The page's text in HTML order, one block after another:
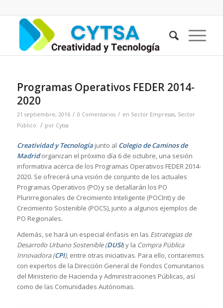
Programas Operativos FEDER 2014-
2020
21 septiembre, 2016 / 0 Comentarios / en Sector Empresas, Sector
Público
/ por Cytsa
Creatividad y Tecnología junto al Colegio de Caminos de
Madridorganizan el próximo día 6 de octubre, una sesión
informativa acerca de los Programas Operativos FEDER 2014-
2020. Se ofrecerá una visión de conjunto de los actuales
Programas Operativos (PO) y se detallarán los PO
Plurirregionales de Crecimiento Inteligente (POCInt) y de
Crecimiento Sostenible (POCS), junto a algunos ejemplos de
PO Regionales.
Además, se hará un especial énfasis en las Estrategias de
Desarrollo Urbano Sostenible (DUSI) y la Compra Pública
Innovadora (CPI), entre otras iniciativas. Para ello, contaremos
con expertos de la Dirección General de Fondos Comunitarios
del Ministerio de Hacienda y Administraciones Públicas, así
como de las Comunidades Autónomas.